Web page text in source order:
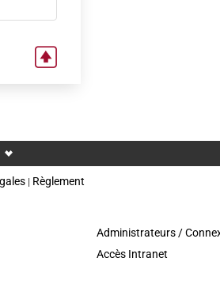
| Règlement
Administrateurs /
Accès Intranet